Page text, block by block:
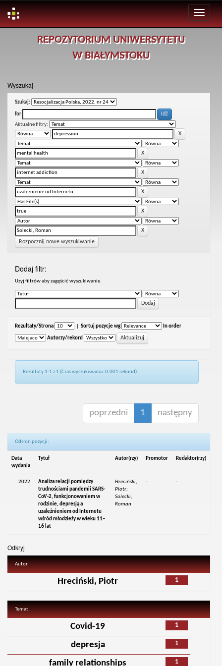
REPOZYTORIUM UNIWERSYTETU
W BIAŁYMSTOKU
Wyszukaj
Szukaj:
for
Aktualne filtry:
Rozpocznij nowe wyszukiwanie
Dodaj filtr:
Uzyj filtrów aby zagęścić wyszukiwanie.
Rezultaty/Strona Sortuj pozycje wg In order
Autorzy/rekord
Rezultaty 1-1 z 1 (Czas wyszukiwania: 0.001 sekund).
poprzedni 1 następny
Odsłon pozycji:
Data
wydania
Tytuł Autor(rzy) Promotor Redaktor(rzy)
2022
Analiza relacji pomiędzy
trudnościami pandemii SARS-
CoV-2, funkcjonowaniem w
rodzinie, depresją a
uzależnieniem od Internetu
wśród młodzieży w wieku 11–
16 lat
Hreciński,
Piotr;
Solecki,
Roman
- -
Odkryj
Autor
1
Hreciński, Piotr
Temat
1
Covid-19
1
depresja
1
family relationships